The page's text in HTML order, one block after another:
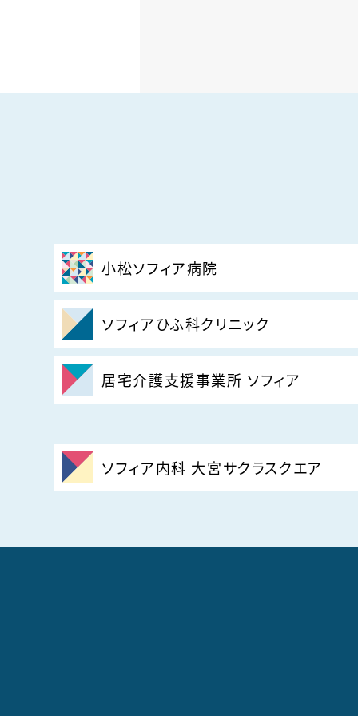
小松ソフィア病院
ソフィアひふ科クリニック
居宅介護支援事業所 ソフィア
ソフィア内科 大宮サクラスクエア